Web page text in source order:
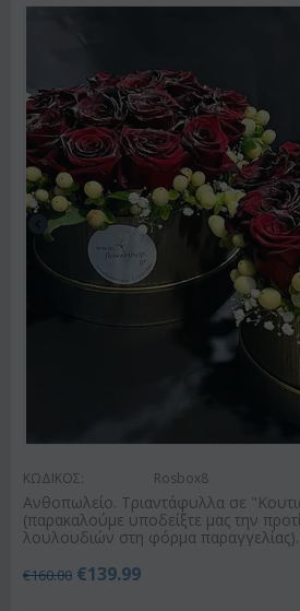
ΚΩΔΙΚΟΣ: Rosbox8
Ανθοπωλείο. Τριαντάφυλλα σε
(παρακαλούμε υποδείξτε μας την
λουλουδιών στη φόρμα παραγγελίας).
€160.00 €139.99